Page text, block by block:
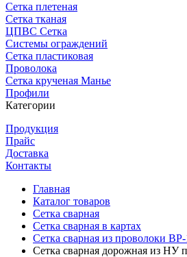
Сетка плетеная
Сетка тканая
ЦПВС Сетка
Системы ограждений
Сетка пластиковая
Проволока
Сетка крученая Манье
Профили
Категории
Продукция
Прайс
Доставка
Контакты
Главная
Каталог товаров
Сетка сварная
Сетка сварная в картах
Сетка сварная из проволоки ВР-
Cетка сварная дорожная из НУ